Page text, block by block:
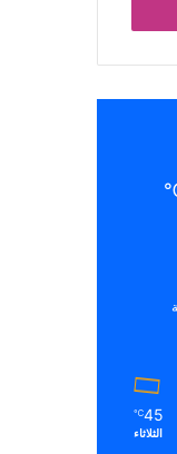
45
℃
الثلاثاء